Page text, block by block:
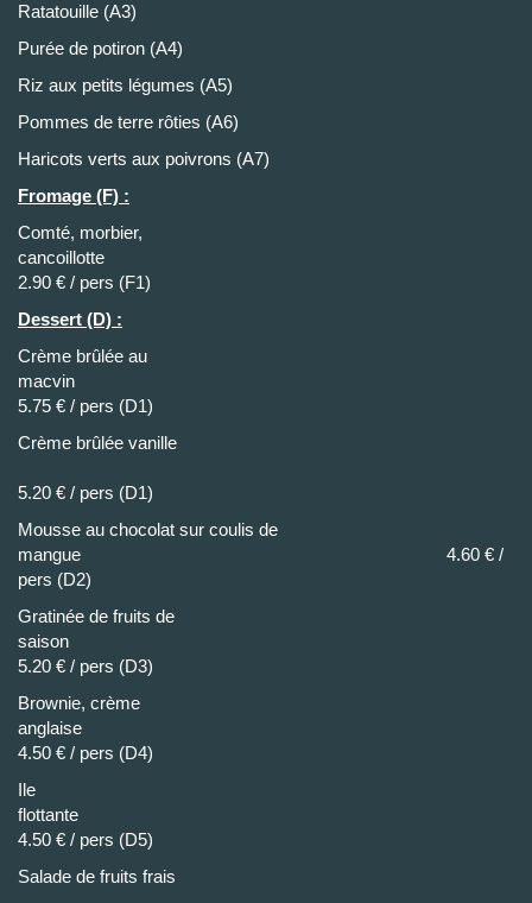
Ratatouille (A3)
Purée de potiron (A4)
Riz aux petits légumes (A5)
Pommes de terre rôties (A6)
Haricots verts aux poivrons (A7)
Fromage (F) :
Comté, morbier,
2.90 € / pers (F1)
Dessert (D) :
Crème brûlée au
5.75 € / pers (D1)
Crème brûlée vanille
5.20 € / pers (D1)
Mousse au chocolat sur coulis de
mangue 4.60 € /
pers (D2)
Gratinée de fruits de
5.20 € / pers (D3)
Brownie, crème
4.50 € / pers (D4)
Ile
4.50 € / pers (D5)
Salade de fruits frais